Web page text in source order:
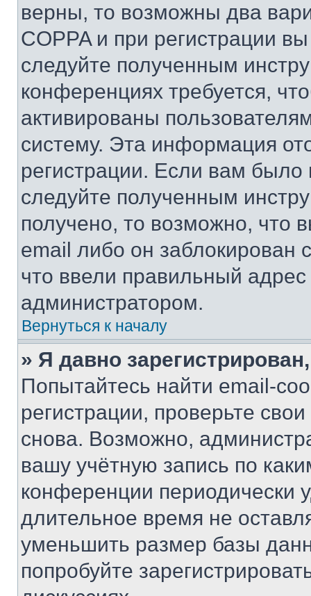
верны, то возможны два
COPPA и при регистрации
следуйте полученным
конференциях требуется,
активированы
систему. Эта информация
регистрации. Если вам
следуйте полученным
получено, то возможно, что
email либо он
что ввели правильный адрес
администратором.
Вернуться к началу
» Я давно
Попытайтесь найти email-
регистрации, проверьте
снова. Возможно,
вашу учётную запись по
конференции периодически
длительное время не
уменьшить размер базы
попробуйте